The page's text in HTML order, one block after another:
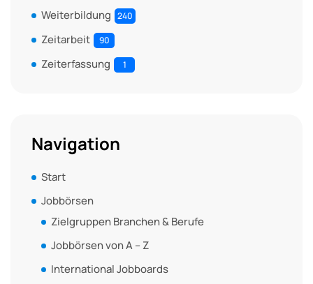
Weiterbildung 240
Zeitarbeit 90
Zeiterfassung 1
Navigation
Start
Jobbörsen
Zielgruppen Branchen & Berufe
Jobbörsen von A – Z
International Jobboards